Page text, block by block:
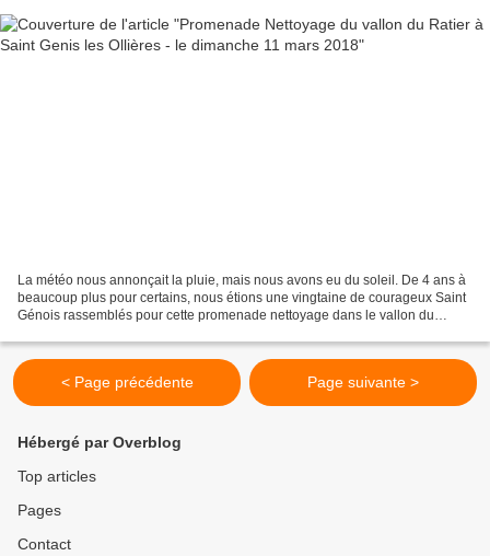
La météo nous annonçait la pluie, mais nous avons eu du soleil. De 4 ans à
beaucoup plus pour certains, nous étions une vingtaine de courageux Saint
Génois rassemblés pour cette promenade nettoyage dans le vallon du
< Page précédente Page suivante >
Hébergé par Overblog
Top articles
Pages
Contact